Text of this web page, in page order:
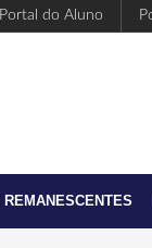
Portal do Aluno
REMANESCENTES